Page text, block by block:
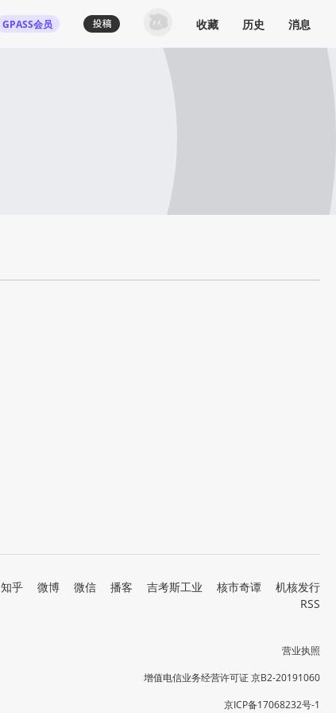
GPASS会员 收藏 历史 消息
知乎 微博 微信 播客 吉考斯工业 核市奇谭
机核发行
RSS
营业执照
增值电信业务经营许可证 京B2-20191060
京ICP备17068232号-1